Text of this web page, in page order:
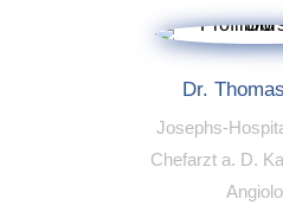
Dr.
Josephs-
Chefarzt a. D.